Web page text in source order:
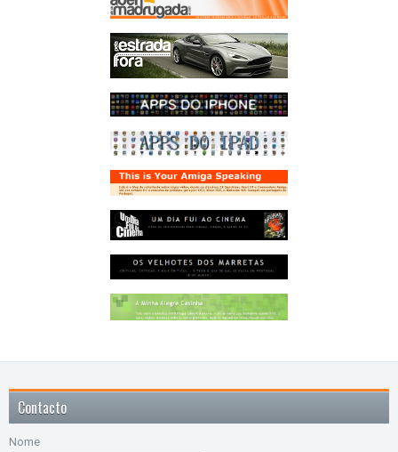
Contacto
Nome